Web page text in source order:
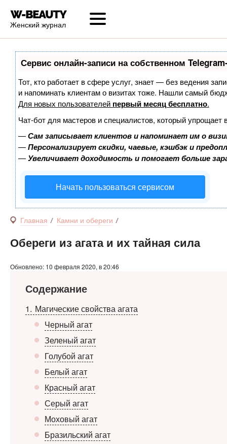
Женский журнал
Сервис онлайн-записи на собственном
Тот, кто работает в сфере услуг, знает — без ведения
и напоминать клиентам о визитах тоже. Нашли самый
Для новых пользователей первый месяц бесплатно.
Чат-бот для мастеров и специалистов, который упрощает
—Сам записывает клиентов и напоминает им о
—Персонализирует скидки, чаевые, кэшбэк и
—Увеличивает доходимость и помогает больше
Начать пользоваться сервисом
Главная Камни и обереги
Обереги из агата и их тайная сила
Обновлено: 10 февраля 2020, в 20:46
Содержание
1
Магические свойства агата
Черный агат
Зеленый агат
Голубой агат
Белый агат
Красный агат
Серый агат
Моховый агат
Бразильский агат